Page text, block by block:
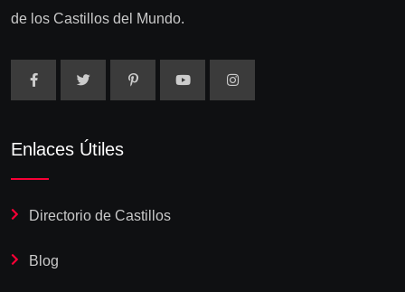
de los Castillos del Mundo.
Enlaces Útiles
Directorio de Castillos
Blog